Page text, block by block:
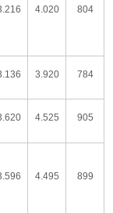
4.020 804
3.920 784
4.525 905
4.495 899